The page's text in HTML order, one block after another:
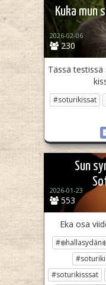
Kuka mun
230
2026-02-06
Tässä
#soturikissat
Sun
553
2026-01-23
Eka osa
#soturikisssat